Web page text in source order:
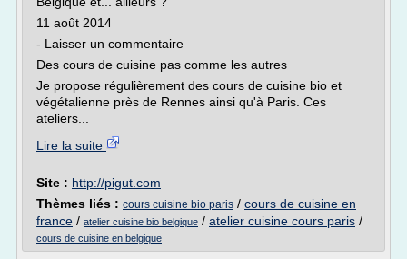
11 août 2014
- Laisser un commentaire
Des cours de cuisine pas comme les autres
Je propose régulièrement des cours de cuisine bio et
végétalienne près de Rennes ainsi qu'à Paris. Ces
ateliers...
Lire la suite
Site : http://pigut.com
Thèmes liés : cours cuisine bio paris / cours de cuisine en
france / atelier cuisine bio belgique / atelier cuisine cours paris /
cours de cuisine en belgique